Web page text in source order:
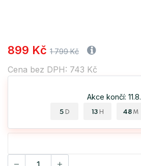
899 Kč 1 799 Kč
Cena bez DPH: 743 Kč
Akce končí: 11.8.
5 D 13 H 48 M